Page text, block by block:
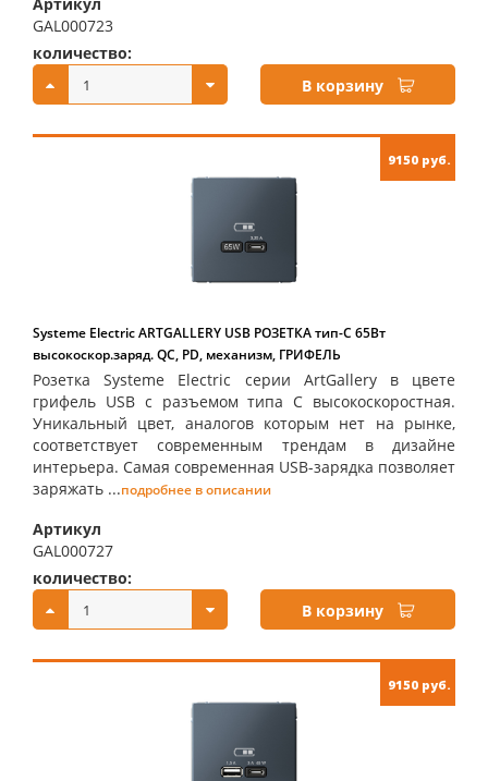
GAL000723
количество:
В корзину
9150 руб.
Systeme Electric ARTGALLERY USB РОЗЕТКА тип-С 65Вт
высокоскор.заряд. QC, PD, механизм, ГРИФЕЛЬ
Розетка Systeme Electric серии ArtGallery в цвете
грифель USB с разъемом типа C высокоскоростная.
Уникальный цвет, аналогов которым нет на рынке,
соответствует современным трендам в дизайне
интерьера. Самая современная USB-зарядка позволяет
заряжать ...подробнее в описании
Артикул
GAL000727
количество:
В корзину
9150 руб.